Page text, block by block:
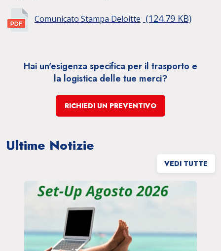
Comunicato Stampa Deloitte (124.79 KB)
Hai un'esigenza specifica per il trasporto e
la logistica delle tue merci?
RICHIEDI UN PREVENTIVO
Ultime Notizie
VEDI TUTTE